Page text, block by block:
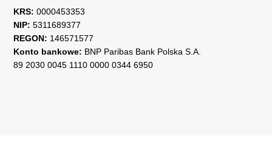
KRS: 0000453353
NIP: 5311689377
REGON: 146571577
Konto bankowe: BNP Paribas Bank Polska S.A.
89 2030 0045 1110 0000 0344 6950